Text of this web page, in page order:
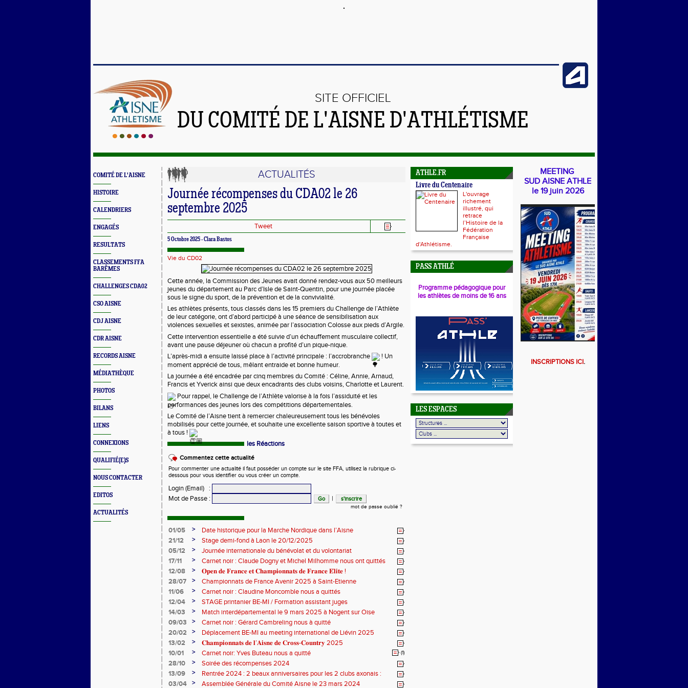
SITE OFFICIEL
DU COMITÉ DE L'AISNE D'ATHLÉTISME
COMITÉ DE L'AISNE
HISTOIRE
CALENDRIERS
ENGAGÉS
RESULTATS
CLASSEMENTS FFA
BARÊMES
CHALLENGES CDA02
CSO AISNE
CDJ AISNE
CDR AISNE
RECORDS AISNE
MÉDIATHÈQUE
PHOTOS
BILANS
LIENS
CONNEXIONS
QUALIFIÉ(E)S
NOUS CONTACTER
EDITOS
ACTUALITÉS
ACTUALITÉS
Journée récompenses du CDA02 le 26
septembre 2025
Tweet
5 Octobre 2025 - Clara Bastos
Vie du CD02
Cette année, la Commission des Jeunes avait donné rendez-vous aux 50 meilleurs
jeunes du département au Parc d’Isle de Saint-Quentin, pour une journée placée
sous le signe du sport, de la prévention et de la convivialité.
Les athlètes présents, tous classés dans les 15 premiers du Challenge de l’Athlète
de leur catégorie, ont d’abord participé à une séance de sensibilisation aux
violences sexuelles et sexistes, animée par l’association Colosse aux pieds d’Argile.
Cette intervention essentielle a été suivie d’un échauffement musculaire collectif,
avant une pause déjeuner où chacun a profité d’un pique-nique.
L’après-midi a ensuite laissé place à l’activité principale : l’accrobranche
! Un
moment apprécié de tous, mêlant entraide et bonne humeur.
La journée a été encadrée par cinq membres du Comité : Céline, Annie, Arnaud,
Francis et Yverick ainsi que deux encadrants des clubs voisins, Charlotte et Laurent.
Pour rappel, le Challenge de l’Athlète valorise à la fois l’assiduité et les
performances des jeunes lors des compétitions départementales.
Le Comité de l’Aisne tient à remercier chaleureusement tous les bénévoles
mobilisés pour cette journée, et souhaite une excellente saison sportive à toutes et
à tous !
les Réactions
Commentez cette actualité
Pour commenter une actualité il faut posséder un compte sur le site FFA, utilisez la rubrique ci-
dessous pour vous identifier ou vous créer un compte.
Login (Email)
:
Mot de Passe : |
mot de passe oublié ?
01/05 >
Date historique pour la Marche Nordique dans l’Aisne
21/12
>
Stage demi-fond à Laon le 20/12/2025
05/12
>
Journée internationale du bénévolat et du volontariat
17/11
>
Carnet noir : Claude Dogny et Michel Milhomme nous ont quittés
12/08
>
𝐎𝐩𝐞𝐧 𝐝𝐞 𝐅𝐫𝐚𝐧𝐜𝐞 𝐞𝐭 𝐂𝐡𝐚𝐦𝐩𝐢𝐨𝐧𝐧𝐚𝐭𝐬 𝐝𝐞 𝐅𝐫𝐚𝐧𝐜𝐞 𝐄́𝐥𝐢𝐭𝐞 !
28/07
>
Championnats de France Avenir 2025 à Saint-Etienne
11/06
>
Carnet noir : Claudine Moncomble nous a quittés
12/04
>
STAGE printanier BE-MI / Formation assistant juges
14/03
>
Match interdépartemental le 9 mars 2025 à Nogent sur Oise
09/03
>
Carnet noir : Gérard Cambreling nous à quitté
20/02
>
Déplacement BE-MI au meeting international de Liévin 2025
13/02
>
𝐂𝐡𝐚𝐦𝐩𝐢𝐨𝐧𝐧𝐚𝐭𝐬 𝐝𝐞 𝐥’𝐀𝐢𝐬𝐧𝐞 𝐝𝐞 𝐂𝐫𝐨𝐬𝐬-𝐂𝐨𝐮𝐧𝐭𝐫𝐲 2025
10/01
> Carnet noir: Yves Buteau nous a quitté (1)
28/10 >
Soirée des récompenses 2024
13/09
>
Rentrée 2024 : 2 beaux anniversaires pour les 2 clubs axonais :
l'ACCT et le CA Belleu
03/04 > Assemblée Générale du Comité Aisne le 23 mars 2024
ATHLE.FR
Livre du Centenaire
L'ouvrage
richement
illustré, qui
retrace
l’Histoire de la
Fédération
Française
d'Athlétisme.
PASS ATHLÉ
Programme pédagogique pour
les athlètes de moins de 16 ans
LES ESPACES
MEETING
SUD AISNE ATHLE
le 19 juin 2026
INSCRIPTIONS ICI.